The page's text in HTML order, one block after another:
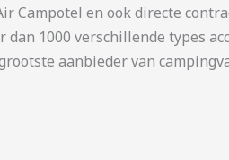
Campotel en ook directe
1000 verschillende types
aanbieder van